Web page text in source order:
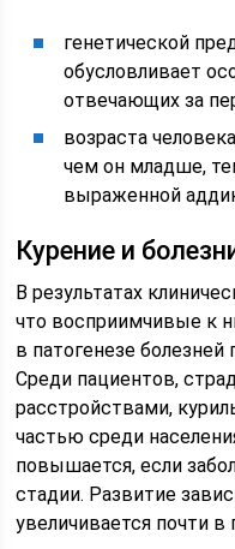
генетической
обусловливает
отвечающих за
возраста
чем он младше,
выраженной
Курение и
В результатах
что восприимчивые к
в патогенезе болезней
Среди пациентов,
расстройствами,
частью среди
повышается, если
стадии. Развитие
увеличивается почти в